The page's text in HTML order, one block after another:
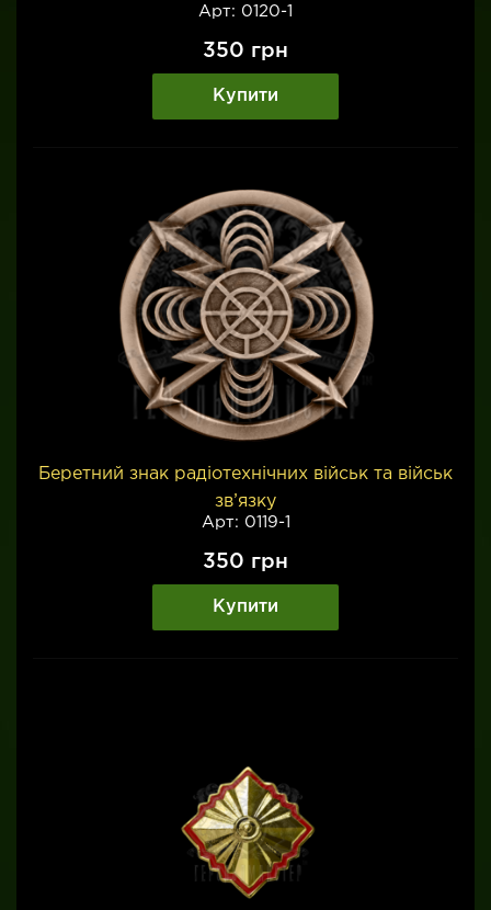
Арт: 0120-1
350 грн
Купити
Беретний знак радіотехнічних військ та військ
зв’язку
Арт: 0119-1
350 грн
Купити